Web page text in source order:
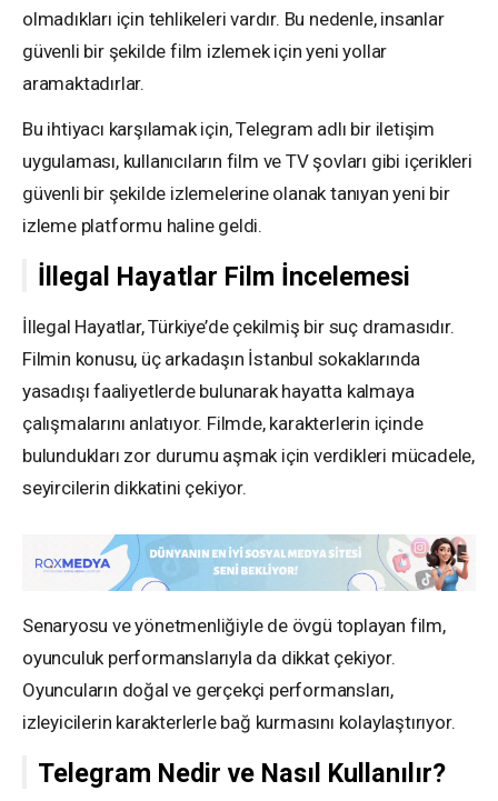
olmadıkları için tehlikeleri vardır. Bu nedenle, insanlar
güvenli bir şekilde film izlemek için yeni yollar
aramaktadırlar.
Bu ihtiyacı karşılamak için, Telegram adlı bir iletişim
uygulaması, kullanıcıların film ve TV şovları gibi içerikleri
güvenli bir şekilde izlemelerine olanak tanıyan yeni bir
izleme platformu haline geldi.
İllegal Hayatlar Film İncelemesi
İllegal Hayatlar, Türkiye’de çekilmiş bir suç dramasıdır.
Filmin konusu, üç arkadaşın İstanbul sokaklarında
yasadışı faaliyetlerde bulunarak hayatta kalmaya
çalışmalarını anlatıyor. Filmde, karakterlerin içinde
bulundukları zor durumu aşmak için verdikleri mücadele,
seyircilerin dikkatini çekiyor.
Senaryosu ve yönetmenliğiyle de övgü toplayan film,
oyunculuk performanslarıyla da dikkat çekiyor.
Oyuncuların doğal ve gerçekçi performansları,
izleyicilerin karakterlerle bağ kurmasını kolaylaştırıyor.
Telegram Nedir ve Nasıl Kullanılır?